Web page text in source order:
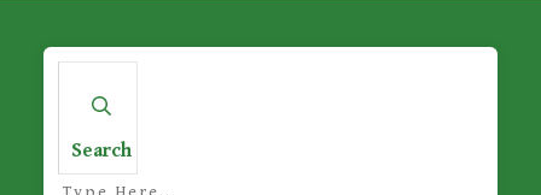
Search